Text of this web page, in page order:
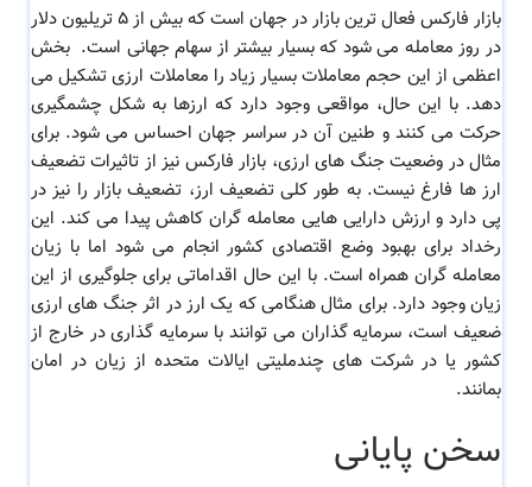
بازار فارکس فعال ترین بازار در جهان است که بیش از ۵ تریلیون دلار
در روز معامله می شود که بسیار بیشتر از سهام جهانی است. بخش
اعظمی از این حجم معاملات بسیار زیاد را معاملات ارزی تشکیل می
دهد. با این حال، مواقعی وجود دارد که ارزها به شکل چشمگیری
حرکت می کنند و طنین آن در سراسر جهان احساس می شود. برای
مثال در وضعیت جنگ های ارزی، بازار فارکس نیز از تاثیرات تضعیف
ارز ها فارغ نیست. به طور کلی تضعیف ارز، تضعیف بازار را نیز در
پی دارد و ارزش دارایی هایی معامله گران کاهش پیدا می کند. این
رخداد برای بهبود وضع اقتصادی کشور انجام می شود اما با زیان
معامله گران همراه است. با این حال اقداماتی برای جلوگیری از این
زیان وجود دارد. برای مثال هنگامی که یک ارز در اثر جنگ های ارزی
ضعیف است، سرمایه گذاران می توانند با سرمایه گذاری در خارج از
کشور یا در شرکت های چندملیتی ایالات متحده از زیان در امان
بمانند.
سخن پایانی